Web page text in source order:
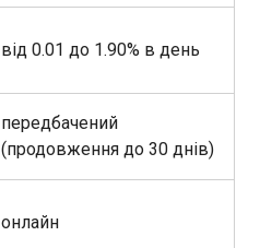
від 0.01 до 1.90% в день
передбачений
(продовження до 30 днів)
онлайн